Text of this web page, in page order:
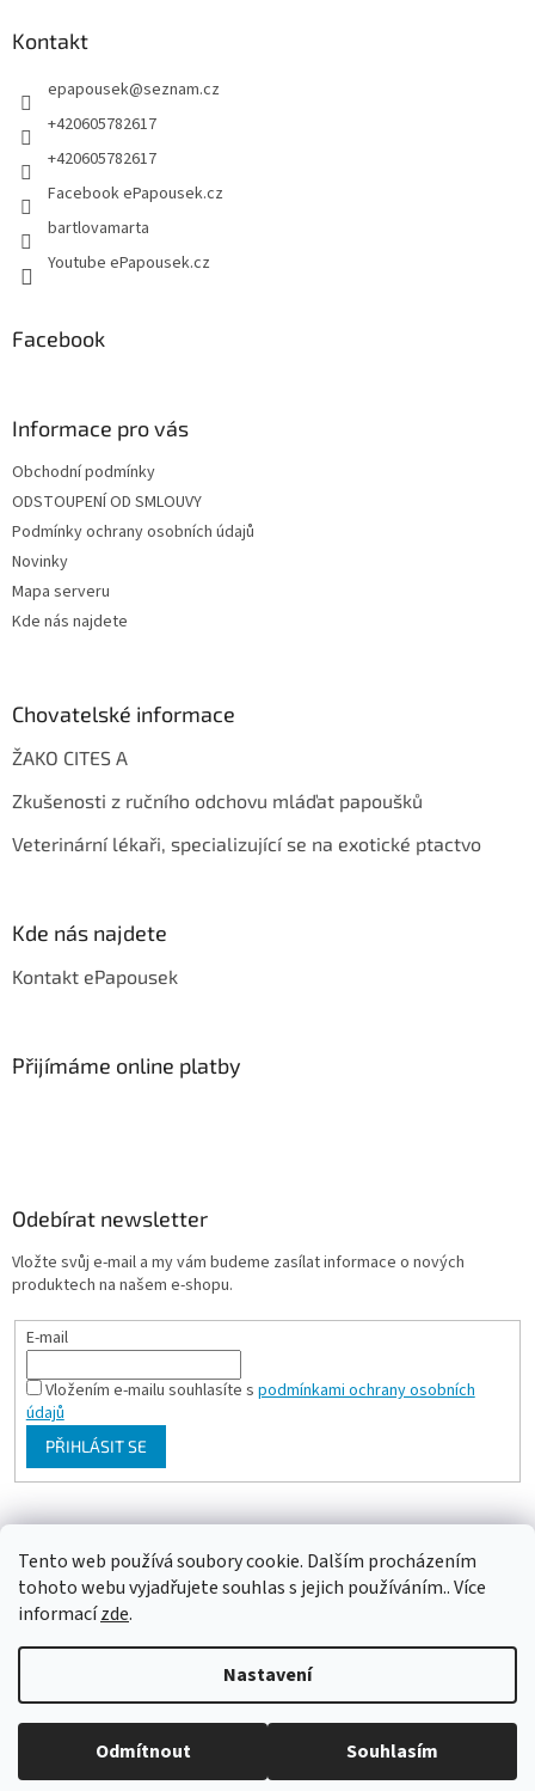
Tento web používá soubory cookie. Dalším procházením
tohoto webu vyjadřujete souhlas s jejich používáním.. Více
informacízde.
Nastavení
Odmítnout Souhlasím
Kontakt
epapousek@seznam.cz
+420605782617
+420605782617
Facebook ePapousek.cz
bartlovamarta
Youtube ePapousek.cz
Facebook
Informace pro vás
Obchodní podmínky
ODSTOUPENÍ OD SMLOUVY
Podmínky ochrany osobních údajů
Novinky
Mapa serveru
Kde nás najdete
Chovatelské informace
ŽAKO CITES A
Zkušenosti z ručního odchovu mláďat papoušků
Veterinární lékaři, specializující se na exotické ptactvo
Kde nás najdete
Kontakt ePapousek
Přijímáme online platby
Odebírat newsletter
Vložte svůj e-mail a my vám budeme zasílat informace o nových
produktech na našem e-shopu.
E-mail
Vložením e-mailu souhlasíte s podmínkami ochrany osobních
údajů
PŘIHLÁSIT SE
Copyright 2026ePapousek.cz. Všechna práva vyhrazena.Upravit